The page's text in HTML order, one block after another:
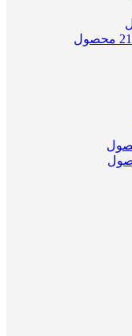
21 محصول